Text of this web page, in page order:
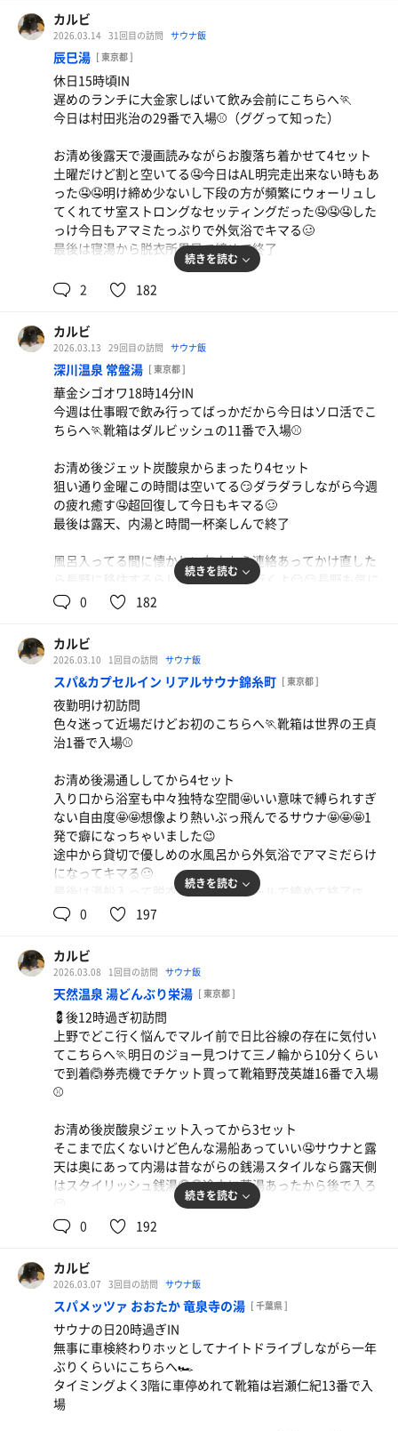
シウマイ弁当etc
まさかのポテサラが1番旨い😋
焼酎ハイボール
隅田川リバーサイドでゆったり飲みながら帰宅
ラーメン行こうかと思ってたけど風呂入ってる間ずっと悩
んで結局3階で中華食べちゃった😉
いつもここ来ると思うけど電車で来て🍺も入れたい🤣
肉野菜炒め定食
カルビ
2026.03.14 31回目の訪問 サウナ飯
辰巳湯 [ 東京都 ]
休日15時頃IN
遅めのランチに大金家しばいて飲み会前にこちらへ🏃
今日は村田兆治の29番で入場⚾️（ググって知った）
お清め後露天で漫画読みながらお腹落ち着かせて4セット
土曜だけど割と空いてる🤤今日はAL明完走出来ない時もあ
った🤤🤤明け締め少ないし下段の方が頻繁にウォーリュし
てくれてサ室ストロングなセッティングだった🤤🤤🤤した
っけ今日もアマミたっぷりで外気浴でキマる🥴
最後は寝湯から脱衣所黒星で締めて終了
俺たち地元LOVE半径5キロが移動の枠😎
サゴシたたき
緒のやつと🏆
続きを読む
2 182
カルビ
2026.03.13 29回目の訪問 サウナ飯
深川温泉 常盤湯 [ 東京都 ]
華金シゴオワ18時14分IN
今週は仕事暇で飲み行ってばっかだから今日はソロ活でこ
ちらへ🏃靴箱はダルビッシュの11番で入場⚾️
お清め後ジェット炭酸泉からまったり4セット
狙い通り金曜この時間は空いてる😏ダラダラしながら今週
の疲れ癒す🤤超回復して今日もキマる🥴
最後は露天、内湯と時間一杯楽しんで終了
風呂入ってる間に懐かしい友人から連絡あってかけ直した
ら長野に移住するらしい😏多分遊び行くよ😏😏長野も気に
なるサウナ一杯あるし😏😏😏
焼酎ハイボール
今週もお疲れ様でしたKP
続きを読む
0 182
カルビ
2026.03.10 1回目の訪問 サウナ飯
スパ&カプセルイン リアルサウナ錦糸町 [ 東京都 ]
夜勤明け初訪問
色々迷って近場だけどお初のこちらへ🏃靴箱は世界の王貞
治1番で入場⚾️
お清め後湯通ししてから4セット
入り口から浴室も中々独特な空間🤩いい意味で縛られすぎ
ない自由度🤩🤩想像より熱いぶっ飛んでるサウナ🤩🤩🤩1
発で癖になっちゃいました😉
途中から貸切で優しめの水風呂から外気浴でアマミだらけ
になってキマる🥴
最後は湯船入って脱衣所でエビスビールで締めて終了🍺
続きを読む
0 197
カルビ
2026.03.08 1回目の訪問 サウナ飯
天然温泉 湯どんぶり栄湯 [ 東京都 ]
💈後12時過ぎ初訪問
上野でどこ行く悩んでマルイ前で日比谷線の存在に気付い
てこちらへ🏃明日のジョー見つけて三ノ輪から10分くらい
で到着🙆券売機でチケット買って靴箱野茂英雄16番で入場
⚾️
お清め後炭酸泉ジェット入ってから3セット
そこまで広くないけど色んな湯船あっていい🤤サウナと露
天は奥にあって内湯は昔ながらの銭湯スタイルなら露天側
はスタイリッシュ銭湯🤤🤤途中に薬湯あったから後で入ろ
サウナはダブルストーブで割と見たことない作り😳ストー
開始直後は熱くていいね🤤🤤🤤徐々に混んできたけど真っ
赤な水風呂入ってアディロンダックでキマる🥴
最後に露天、薬湯、炭酸泉で締めて終了
幕府公認施設近辺を横目にサ道、孤独のグルメの施設はし
ごして日曜日楽しむ🤩ちなみに薪サウナは券売機で買えば
入れたのかな？
続きを読む
0 192
カルビ
2026.03.07 3回目の訪問 サウナ飯
スパメッツァ おおたか 竜泉寺の湯 [ 千葉県 ]
サウナの日20時過ぎIN
無事に車検終わりホッとしてナイトドライブしながら一年
ぶりくらいにこちらへ🏎️
タイミングよく3階に車停めれて靴箱は岩瀬仁紀13番で入
場